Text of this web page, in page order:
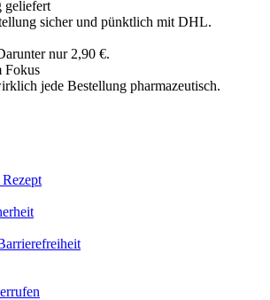
geliefert
sicher und pünktlich mit DHL.
nur 2,90 €.
Fokus
jede Bestellung pharmazeutisch.